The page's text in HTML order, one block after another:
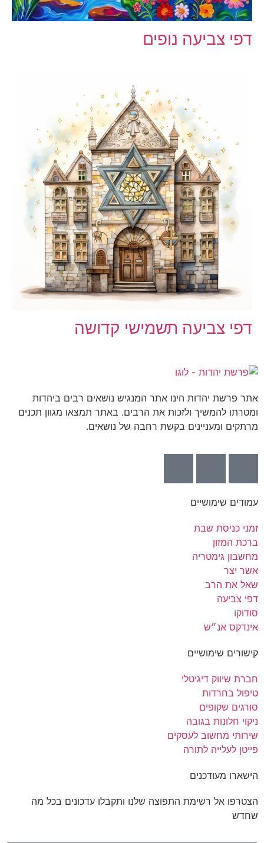
דפי צביעה נופים
דפי צביעה תשמישי קדושה
אתר פרשת יהדות הינו אתר המנגיש נושאים רבים ביהדות
ומטרתו להמשיך ולזכות את הרבים. באתר תמצאו מגוון תכנים
מרתקים ומעניינים בקשת רחבה של נושאים.
עמודים שימושיים
זמני כניסת שבת
ברכת המזון
מחשבון גימטריה
אשר יצר
שאל את הרב
דפי צביעה
סודוקו
אינדקס אנ״ש
קישורים שימושיים
חברת שיווק דיגיטלי
טיפול בחרדות
סורגים שקופים
ניקוי חלונות בגובה
שירותי מחשוב לעסקים
פייטן לעלייה לתורה
הישארו מעודכנים
הצטרפו אל רשימת התפוצה שלנו ותקבלו עדכונים בכל מה
שחדש